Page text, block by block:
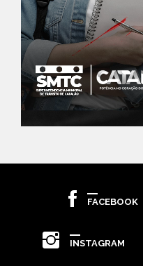
FACEBOOK
INSTAGRAM